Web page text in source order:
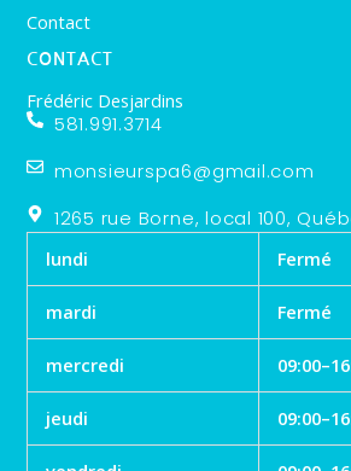
Contact
CONTACT
Frédéric Desjardins
581.991.3714
monsieurspa6@gmail.com
1265 rue Borne, local 100,
lundi Fermé
mardi Fermé
mercredi
jeudi